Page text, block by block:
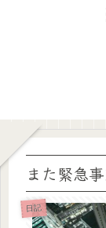
また緊急
日記